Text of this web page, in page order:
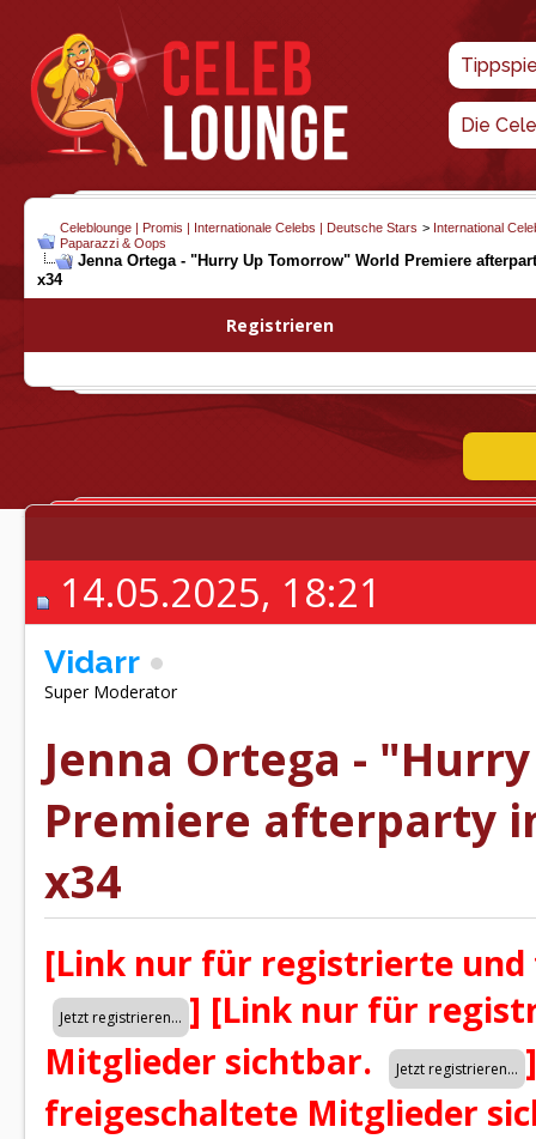
Die
Celeblounge | Promis | Internationale Celebs | Deutsche Stars > International
Paparazzi & Oops
Jenna Ortega - "Hurry Up Tomorrow" World Premiere
x34
Registrieren
14.05.2025, 18:21
Vidarr
Super Moderator
Jenna Ortega -
Premiere afterparty
x34
[Link nur für registrierte
] [Link nur für
Mitglieder sichtbar.
]
freigeschaltete Mitglieder